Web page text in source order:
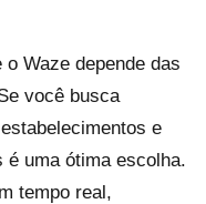
Waze depende das
você busca
e
é uma ótima escolha.
tempo real,